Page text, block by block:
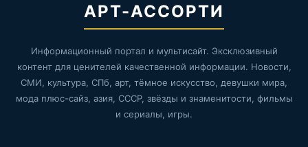
АРТ-АССОРТИ
Информационный портал и мультисайт. Эксклюзивный
контент для ценителей качественной информации. Новости,
СМИ, культура, СПб, арт, тёмное искусство, девушки мира,
мода плюс-сайз, азия, СССР, звёзды и знаменитости, фильмы
и сериалы, игры.